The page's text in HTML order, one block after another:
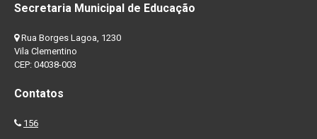
Secretaria Municipal de Educação
Rua Borges Lagoa, 1230
Vila Clementino
CEP: 04038-003
Contatos
156